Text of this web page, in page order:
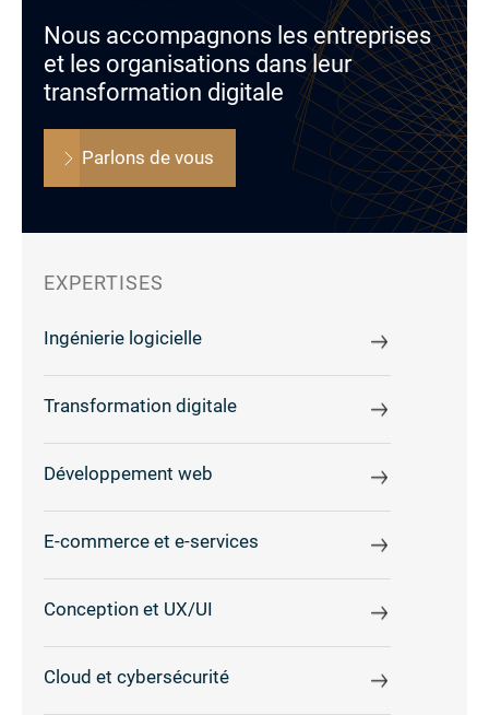
Nous accompagnons les entreprises
et les organisations dans leur
transformation digitale
Parlons de vous
EXPERTISES
Ingénierie logicielle
Transformation digitale
Développement web
E-commerce et e-services
Conception et UX/UI
Cloud et cybersécurité